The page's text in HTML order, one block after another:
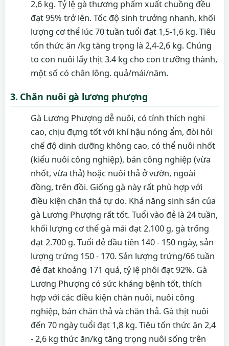
2,6 kg. Tỷ lệ gà thương phẩm xuất chuồng đều
đạt 95% trở lên. Tốc độ sinh trưởng nhanh, khối
lượng cơ thể lúc 70 tuần tuổi đạt 1,5-1,6 kg. Tiêu
tốn thức ăn /kg tăng trọng là 2,4-2,6 kg. Chúng
to con nuôi lấy thịt 3.4 kg cho con trưỡng thành,
một số có chân lông. quả/mái/năm.
3. Chăn nuôi gà lương phượng
Gà Lương Phượng dễ nuôi, có tính thích nghi
cao, chịu đựng tốt với khí hậu nóng ẩm, đòi hỏi
chế độ dinh dưỡng không cao, có thể nuôi nhốt
(kiểu nuôi công nghiệp), bán công nghiệp (vừa
nhốt, vừa thả) hoặc nuôi thả ở vườn, ngoài
đồng, trên đồi. Giống gà này rất phù hợp với
điều kiện chăn thả tự do. Khả năng sinh sản của
gà Lương Phượng rất tốt. Tuổi vào đẻ là 24 tuần,
khối lượng cơ thể gà mái đạt 2.100 g, gà trống
đạt 2.700 g. Tuổi đẻ đầu tiên 140 - 150 ngày, sản
lượng trứng 150 - 170. Sản lượng trứng/66 tuần
đẻ đạt khoảng 171 quả, tỷ lệ phôi đạt 92%. Gà
Lương Phượng có sức kháng bệnh tốt, thích
hợp với các điều kiện chăn nuôi, nuôi công
nghiệp, bán chăn thả và chăn thả. Gà thịt nuôi
đến 70 ngày tuổi đạt 1,8 kg. Tiêu tốn thức ăn 2,4
- 2,6 kg thức ăn/kg tăng trọng nuôi sống trên